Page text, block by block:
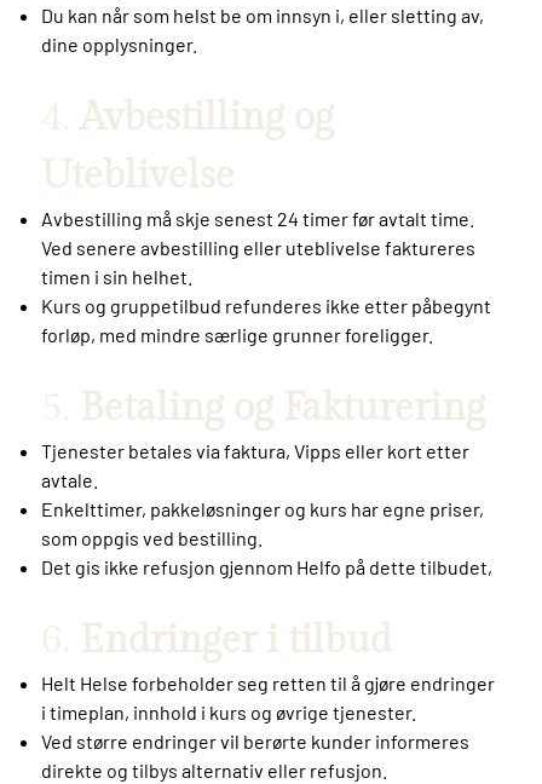
Du kan når som helst be om innsyn i, eller sletting av,
dine opplysninger.
4.Avbestilling og
Uteblivelse
Avbestilling må skje senest 24 timer før avtalt time.
Ved senere avbestilling eller uteblivelse faktureres
timen i sin helhet.
Kurs og gruppetilbud refunderes ikke etter påbegynt
forløp, med mindre særlige grunner foreligger.
5. Betaling og Fakturering
Tjenester betales via faktura, Vipps eller kort etter
avtale.
Enkelttimer, pakkeløsninger og kurs har egne priser,
som oppgis ved bestilling.
Det gis ikke refusjon gjennom Helfo på dette tilbudet,
6. Endringer i tilbud
Helt Helse forbeholder seg retten til å gjøre endringer
i timeplan, innhold i kurs og øvrige tjenester.
Ved større endringer vil berørte kunder informeres
direkte og tilbys alternativ eller refusjon.